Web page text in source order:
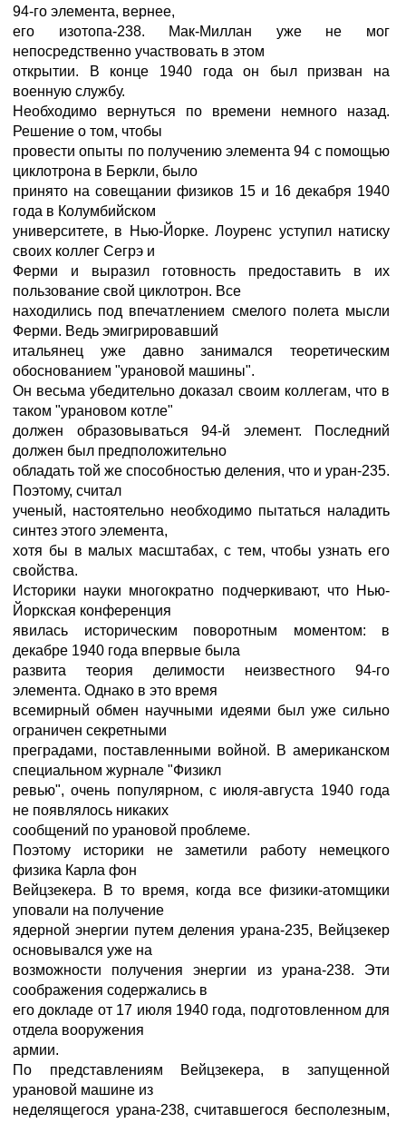
94-го элемента, вернее,
его изотопа-238. Мак-Миллан уже не мог
непосредственно участвовать в этом
открытии. В конце 1940 года он был призван на
военную службу.
Необходимо вернуться по времени немного назад.
Решение о том, чтобы
провести опыты по получению элемента 94 с помощью
циклотрона в Беркли, было
принято на совещании физиков 15 и 16 декабря 1940
года в Колумбийском
университете, в Нью-Йорке. Лоуренс уступил натиску
своих коллег Сегрэ и
Ферми и выразил готовность предоставить в их
пользование свой циклотрон. Все
находились под впечатлением смелого полета мысли
Ферми. Ведь эмигрировавший
итальянец уже давно занимался теоретическим
обоснованием "урановой машины".
Он весьма убедительно доказал своим коллегам, что в
таком "урановом котле"
должен образовываться 94-й элемент. Последний
должен был предположительно
обладать той же способностью деления, что и уран-235.
Поэтому, считал
ученый, настоятельно необходимо пытаться наладить
синтез этого элемента,
хотя бы в малых масштабах, с тем, чтобы узнать его
свойства.
Историки науки многократно подчеркивают, что Нью-
Йоркская конференция
явилась историческим поворотным моментом: в
декабре 1940 года впервые была
развита теория делимости неизвестного 94-го
элемента. Однако в это время
всемирный обмен научными идеями был уже сильно
ограничен секретными
преградами, поставленными войной. В американском
специальном журнале "Физикл
ревью", очень популярном, с июля-августа 1940 года
не появлялось никаких
сообщений по урановой проблеме.
Поэтому историки не заметили работу немецкого
физика Карла фон
Вейцзекера. В то время, когда все физики-атомщики
уповали на получение
ядерной энергии путем деления урана-235, Вейцзекер
основывался уже на
возможности получения энергии из урана-238. Эти
соображения содержались в
его докладе от 17 июля 1940 года, подготовленном для
отдела вооружения
армии.
По представлениям Вейцзекера, в запущенной
урановой машине из
неделящегося урана-238, считавшегося бесполезным,